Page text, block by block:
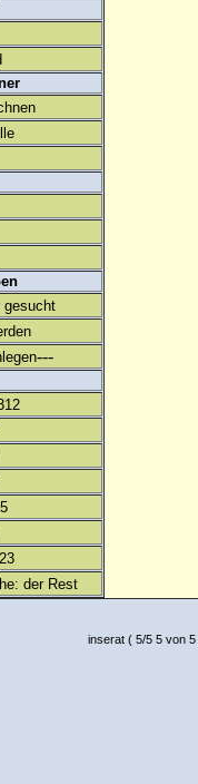
gesucht
---
der Rest
inserat( 5/5 5 von 5